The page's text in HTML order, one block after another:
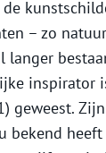
– zo
geweest.
bekend